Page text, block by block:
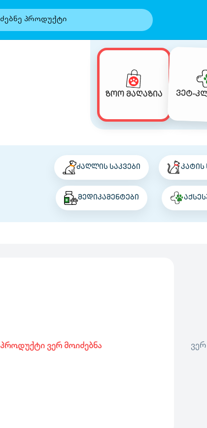
ზოო მაღაზია ვეტ-
ძაღლის საკვები კატის
მედიკამენტები
პროდუქტი ვერ მოიძებნა